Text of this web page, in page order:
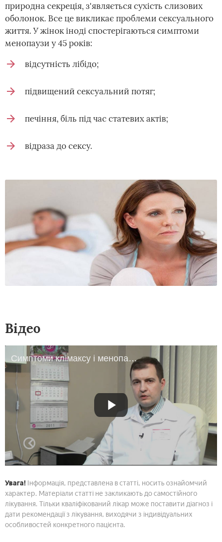
природна секреція, з'являється сухість слизових
оболонок. Все це викликає проблеми сексуального
життя. У жінок іноді спостерігаються симптоми
менопаузи у 45 років:
відсутність лібідо;
підвищений сексуальний потяг;
печіння, біль під час статевих актів;
відраза до сексу.
Відео
Симптоми клімаксу і менопаузи у жінок
Увага! Інформація, представлена в статті, носить ознайомчий
характер. Матеріали статті не закликають до самостійного
лікування. Тільки кваліфікований лікар може поставити діагноз і
дати рекомендації з лікування, виходячи з індивідуальних
особливостей конкретного пацієнта.